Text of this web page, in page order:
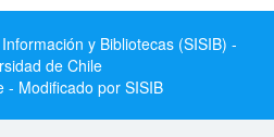
y Bibliotecas (SISIB) -
de Chile
- Modificado por SISIB